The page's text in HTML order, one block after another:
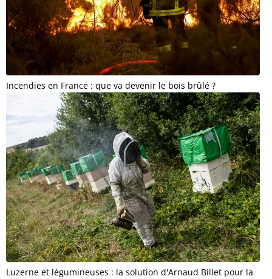
Incendies en France : que va devenir le bois brûlé ?
Luzerne et légumineuses : la solution d'Arnaud Billet pour la